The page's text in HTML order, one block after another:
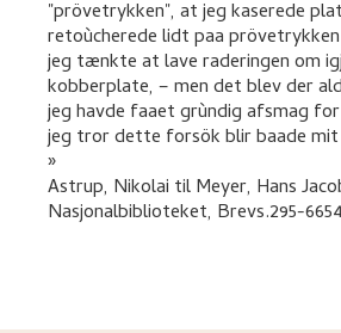
"prövetrykken", at jeg kaserede
retoùcherede lidt paa
jeg tænkte at lave raderingen om
kobberplate, – men det blev der
jeg havde faaet grùndig afsmag
jeg tror dette forsök blir baade
Astrup, Nikolai tilMeyer, Hans
Nasjonalbiblioteket, Brevs.295-